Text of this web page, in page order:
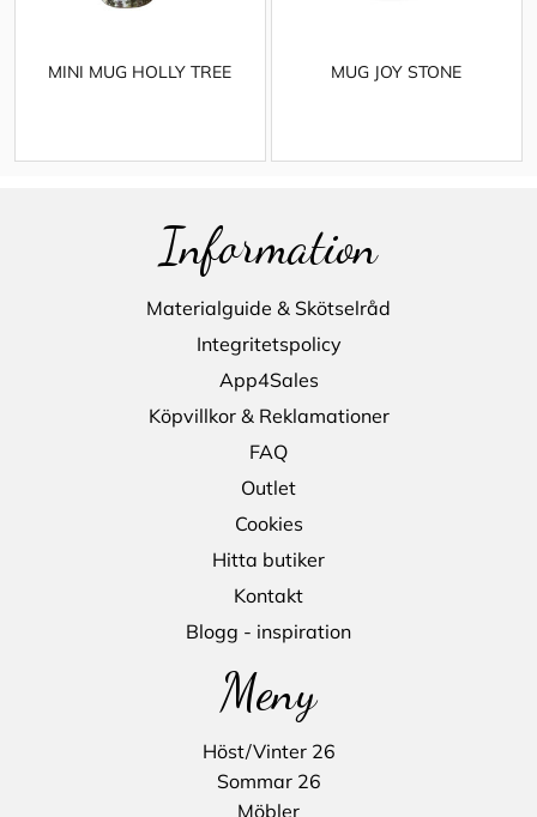
MINI MUG HOLLY TREE MUG JOY STONE
Information
Materialguide & Skötselråd
Integritetspolicy
App4Sales
Köpvillkor & Reklamationer
FAQ
Outlet
Cookies
Hitta butiker
Kontakt
Blogg - inspiration
Meny
Höst/Vinter 26
Sommar 26
Möbler